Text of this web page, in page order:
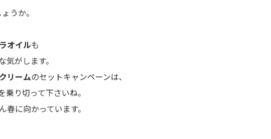
うか。
オイルも
がします。
リームのセットキャンペーンは、
り切って下さいね。
に向かっています。